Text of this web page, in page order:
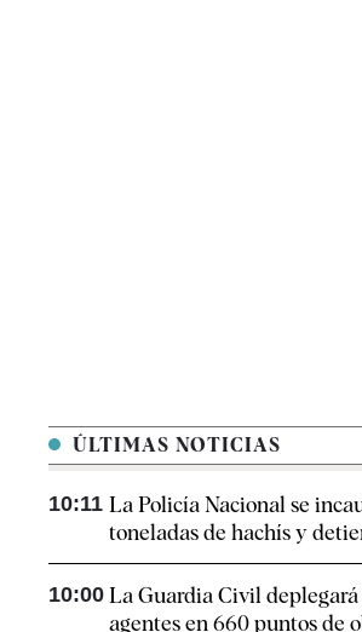
ÚLTIMAS NOTICIAS
10:11 La Policía Nacional se
toneladas de hachís y
10:00 La Guardia Civil
agentes en 660 puntos de